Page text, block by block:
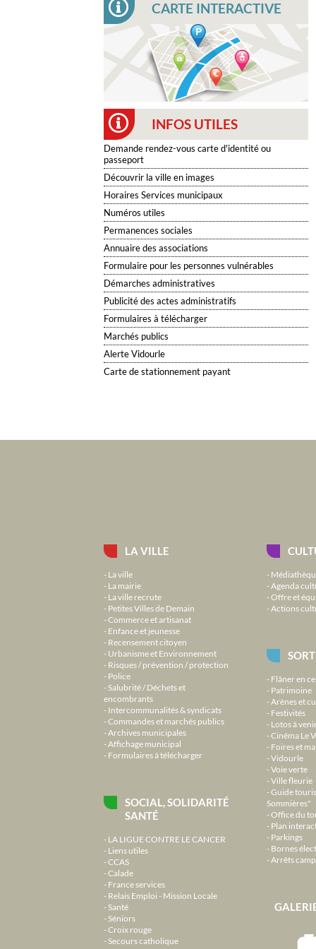
CARTE INTERACTIVE
INFOS UTILES
Demande rendez-vous carte d'identité ou
passeport
Découvrir la ville en images
Horaires Services municipaux
Numéros utiles
Permanences sociales
Annuaire des associations
Formulaire pour les personnes vulnérables
Démarches administratives
Publicité des actes administratifs
Formulaires à télécharger
Marchés publics
Alerte Vidourle
Carte de stationnement payant
LA VILLE
La ville
La mairie
La ville recrute
Petites Villes de Demain
Commerce et artisanat
Enfance et jeunesse
Recensement citoyen
Urbanisme et Environnement
Risques / prévention / protection
Police
Salubrité / Déchets et
encombrants
Intercommunalités & syndicats
Commandes et marchés publics
Archives municipales
Affichage municipal
Formulaires à télécharger
SOCIAL, SOLIDARITÉ
SANTÉ
LA LIGUE CONTRE LE CANCER
Liens utiles
CCAS
Calade
France services
Relais Emploi - Mission Locale
Santé
Séniors
Croix rouge
Secours catholique
Agenda
Offre et
Actions
Flâner en
Patrimoine
Arènes et
Festivités
Lotos à
Cinéma Le
Foires et
Vidourle
Voie verte
Ville fleurie
Guide
Sommières"
Office du
Plan
Parkings
Bornes
Arrêts